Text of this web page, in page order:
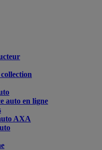
auto en ligne
AXA